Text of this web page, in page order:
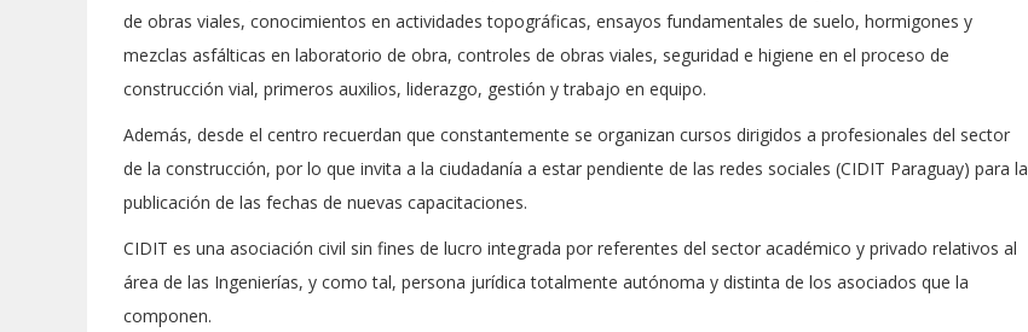
de obras viales, conocimientos en actividades topográficas, ensayos fundamentales de suelo, hormigones y
mezclas asfálticas en laboratorio de obra, controles de obras viales, seguridad e higiene en el proceso de
construcción vial, primeros auxilios, liderazgo, gestión y trabajo en equipo.
Además, desde el centro recuerdan que constantemente se organizan cursos dirigidos a profesionales del sector
de la construcción, por lo que invita a la ciudadanía a estar pendiente de las redes sociales (CIDIT Paraguay) para la
publicación de las fechas de nuevas capacitaciones.
CIDIT es una asociación civil sin fines de lucro integrada por referentes del sector académico y privado relativos al
área de las Ingenierías, y como tal, persona jurídica totalmente autónoma y distinta de los asociados que la
componen.